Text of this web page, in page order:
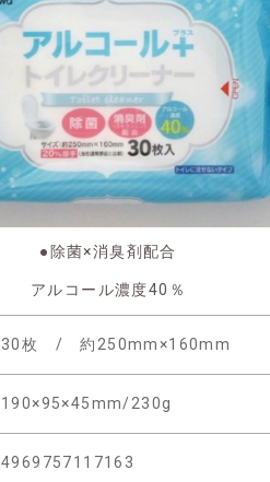
●除菌×消臭剤配合
アルコール濃度40％
30枚 / 約250mm×160mm
190×95×45mm/230g
4969757117163